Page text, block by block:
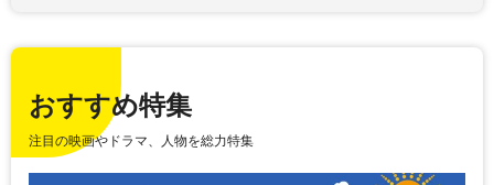
おすすめ特集
注目の映画やドラマ、人物を総力特集